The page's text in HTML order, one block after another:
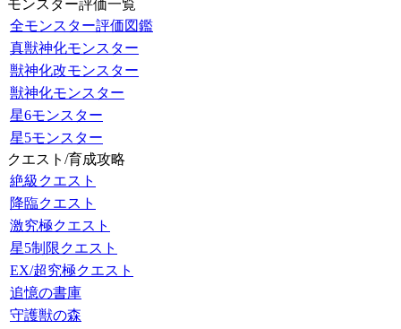
モンスター評価一覧
全モンスター評価図鑑
真獣神化モンスター
獣神化改モンスター
獣神化モンスター
星6モンスター
星5モンスター
クエスト/育成攻略
絶級クエスト
降臨クエスト
激究極クエスト
星5制限クエスト
EX/超究極クエスト
追憶の書庫
守護獣の森